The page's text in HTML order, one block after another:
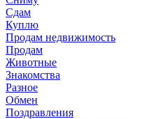
Сдам
Куплю
Продам недвижимость
Продам
Животные
Знакомства
Разное
Обмен
Поздравления